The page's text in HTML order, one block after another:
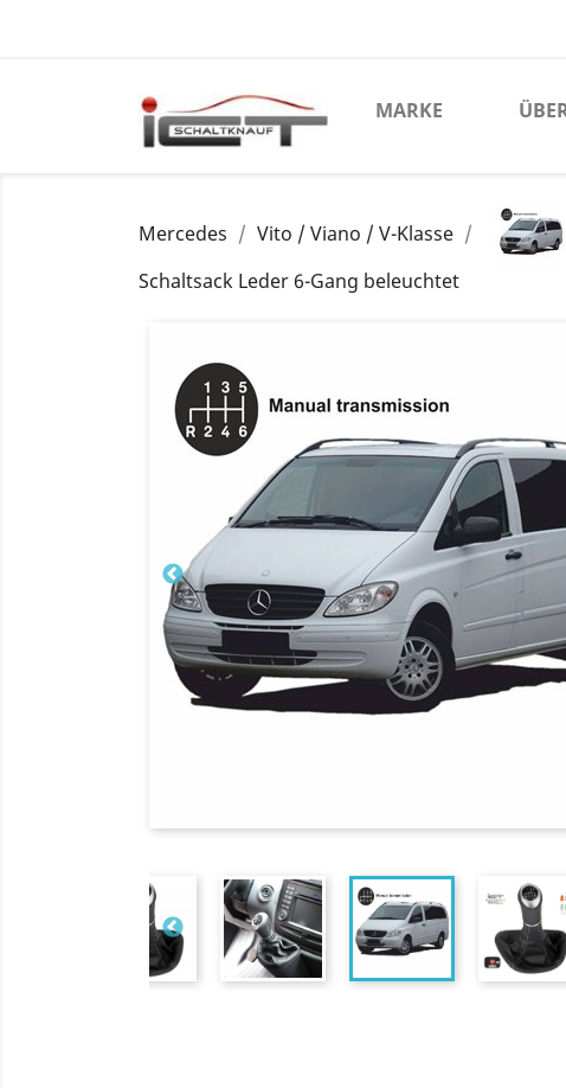
MARKE
Mercedes Vito / Viano / V-Klasse
Schaltsack Leder 6-Gang beleuchtet